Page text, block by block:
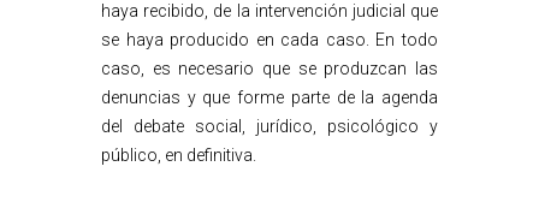
haya recibido, de la intervención judicial que
se haya producido en cada caso. En todo
caso, es necesario que se produzcan las
denuncias y que forme parte de la agenda
del debate social, jurídico, psicológico y
público, en definitiva.